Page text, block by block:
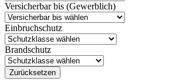
Versicherbar bis (Gewerblich)
Einbruchschutz
Brandschutz
Zurücksetzen